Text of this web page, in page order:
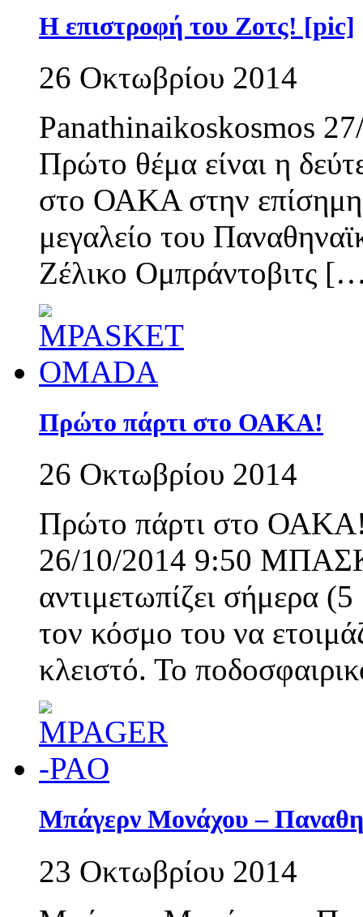
Η επιστροφή του Ζοτς! [pic]
26 Οκτωβρίου 2014
Panathinaikoskosmos
Πρώτο θέμα είναι η
στο ΟΑΚΑ στην επίσημη
μεγαλείο του
Ζέλικο Ομπράντοβιτς
Πρώτο πάρτι στο ΟΑΚΑ!
26 Οκτωβρίου 2014
Πρώτο πάρτι στο
26/10/2014 9:50
αντιμετωπίζει σήμερα
τον κόσμο του να
κλειστό. Το
Μπάγερν Μονάχου –
23 Οκτωβρίου 2014